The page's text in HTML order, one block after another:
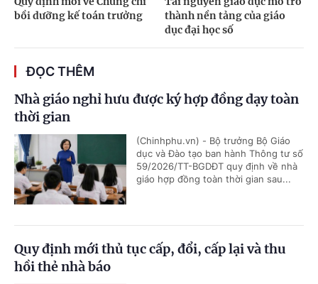
bồi dưỡng kế toán trưởng
thành nền tảng của giáo
dục đại học số
ĐỌC THÊM
Nhà giáo nghỉ hưu được ký hợp đồng dạy toàn
thời gian
(Chinhphu.vn) - Bộ trưởng Bộ Giáo
dục và Đào tạo ban hành Thông tư số
59/2026/TT-BGDĐT quy định về nhà
giáo hợp đồng toàn thời gian sau...
Quy định mới thủ tục cấp, đổi, cấp lại và thu
hồi thẻ nhà báo